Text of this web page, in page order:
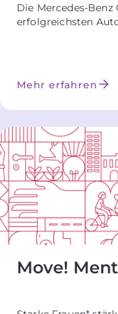
Die Mercedes-Benz
erfolgreichsten
Mehr erfahren
Move!